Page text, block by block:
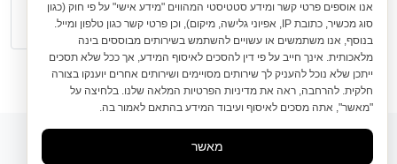
Nouvelle Maison © All rights reserved.
אנו אוספים פרטי קשר ומידע סטטיסטי המהווים "מידע אישי" על פי חוק (כגון
סוג מכשיר, כתובת IP, אפיוני גלישה, מיקום), וכן פרטי קשר כגון טלפון ומייל.
בנוסף, אנו משתמשים או עשויים להשתמש בשירותים מבוססים בינה
מלאכותית. אינך חייב על פי דין להסכים לאיסוף המידע, אך ככל שלא תסכים
ייתכן שלא נוכל להעניק לך שירותים מסויימים ושירותים אחרים יוענקו בצורה
חלקית. להרחבה, ראה את מדיניות הפרטיות המלאה שלנו. בלחיצה על
"מאשר", אתה מסכים לאיסוף ועיבוד המידע בהתאם לאמור בה.
מאשר